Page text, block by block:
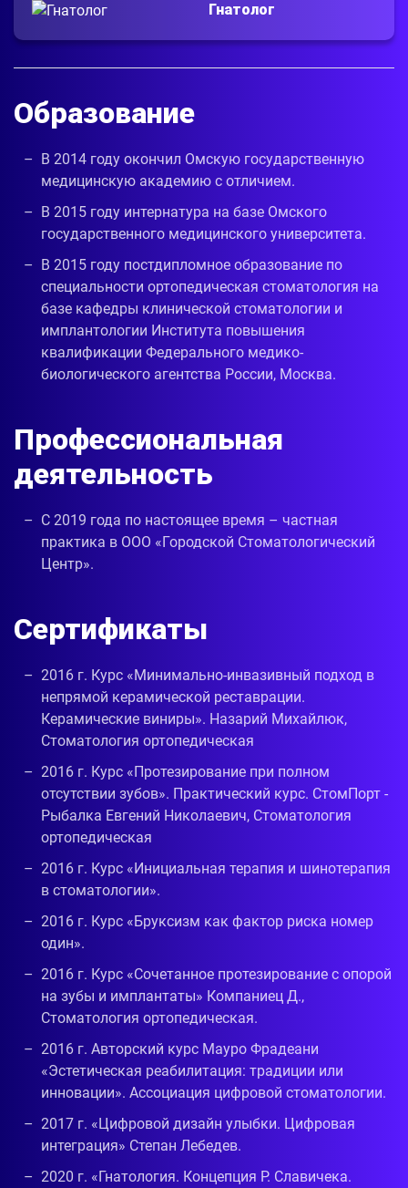
Гнатолог
Образование
В 2014 году окончил Омскую государственную
медицинскую академию с отличием.
В 2015 году интернатура на базе Омского
государственного медицинского университета.
В 2015 году постдипломное образование по
специальности ортопедическая стоматология на
базе кафедры клинической стоматологии и
имплантологии Института повышения
квалификации Федерального медико-
биологического агентства России, Москва.
Профессиональная
деятельность
С 2019 года по настоящее время – частная
практика в ООО «Городской Стоматологический
Центр».
Сертификаты
2016 г. Курс «Минимально-инвазивный подход в
непрямой керамической реставрации.
Керамические виниры». Назарий Михайлюк,
Стоматология ортопедическая
2016 г. Курс «Протезирование при полном
отсутствии зубов». Практический курс. СтомПорт -
Рыбалка Евгений Николаевич, Стоматология
ортопедическая
2016 г. Курс «Инициальная терапия и шинотерапия
в стоматологии».
2016 г. Курс «Бруксизм как фактор риска номер
один».
2016 г. Курс «Сочетанное протезирование с опорой
на зубы и имплантаты» Компаниец Д.,
Стоматология ортопедическая.
2016 г. Авторский курс Мауро Фрадеани
«Эстетическая реабилитация: традиции или
инновации». Ассоциация цифровой стоматологии.
2017 г. «Цифровой дизайн улыбки. Цифровая
интеграция» Степан Лебедев.
2020 г. «Гнатология. Концепция Р. Славичека.